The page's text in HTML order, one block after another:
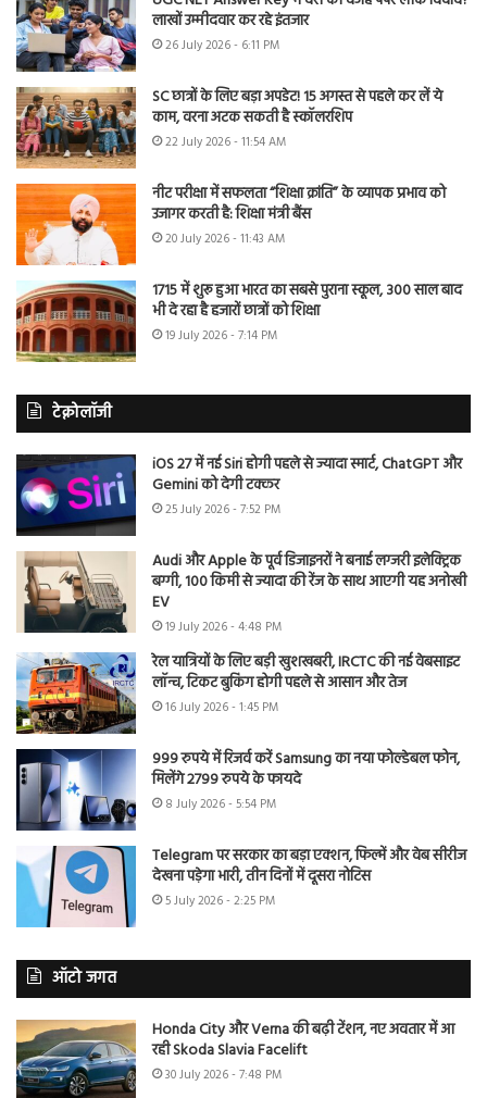
लाखों उम्मीदवार कर रहे इंतजार
26 July 2026 - 6:11 PM
SC छात्रों के लिए बड़ा अपडेट! 15 अगस्त से पहले कर लें ये
काम, वरना अटक सकती है स्कॉलरशिप
22 July 2026 - 11:54 AM
नीट परीक्षा में सफलता “शिक्षा क्रांति” के व्यापक प्रभाव को
उजागर करती है: शिक्षा मंत्री बैंस
20 July 2026 - 11:43 AM
1715 में शुरू हुआ भारत का सबसे पुराना स्कूल, 300 साल बाद
भी दे रहा है हजारों छात्रों को शिक्षा
19 July 2026 - 7:14 PM
टेक्नोलॉजी
iOS 27 में नई Siri होगी पहले से ज्यादा स्मार्ट, ChatGPT और
Gemini को देगी टक्कर
25 July 2026 - 7:52 PM
Audi और Apple के पूर्व डिजाइनरों ने बनाई लग्जरी इलेक्ट्रिक
बग्गी, 100 किमी से ज्यादा की रेंज के साथ आएगी यह अनोखी
EV
19 July 2026 - 4:48 PM
रेल यात्रियों के लिए बड़ी खुशखबरी, IRCTC की नई वेबसाइट
लॉन्च, टिकट बुकिंग होगी पहले से आसान और तेज
16 July 2026 - 1:45 PM
999 रुपये में रिजर्व करें Samsung का नया फोल्डेबल फोन,
मिलेंगे 2799 रुपये के फायदे
8 July 2026 - 5:54 PM
Telegram पर सरकार का बड़ा एक्शन, फिल्में और वेब सीरीज
देखना पड़ेगा भारी, तीन दिनों में दूसरा नोटिस
5 July 2026 - 2:25 PM
ऑटो जगत
Honda City और Verna की बढ़ी टेंशन, नए अवतार में आ
रही Skoda Slavia Facelift
30 July 2026 - 7:48 PM